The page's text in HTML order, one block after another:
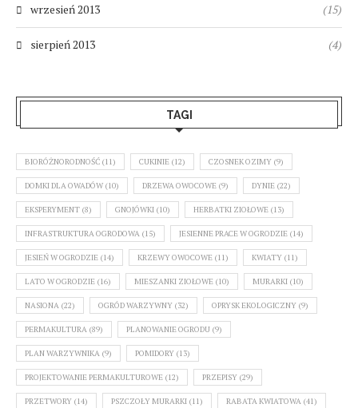
wrzesień 2013 (15)
sierpień 2013 (4)
TAGI
BIORÓŻNORODNOŚĆ (11) CUKINIE (12) CZOSNEK OZIMY (9)
DOMKI DLA OWADÓW (10) DRZEWA OWOCOWE (9) DYNIE (22)
EKSPERYMENT (8) GNOJÓWKI (10) HERBATKI ZIOŁOWE (13)
INFRASTRUKTURA OGRODOWA (15) JESIENNE PRACE W OGRODZIE (14)
JESIEŃ W OGRODZIE (14) KRZEWY OWOCOWE (11) KWIATY (11)
LATO W OGRODZIE (16) MIESZANKI ZIOŁOWE (10) MURARKI (10)
NASIONA (22) OGRÓD WARZYWNY (32) OPRYSK EKOLOGICZNY (9)
PERMAKULTURA (89) PLANOWANIE OGRODU (9)
PLAN WARZYWNIKA (9) POMIDORY (13)
PROJEKTOWANIE PERMAKULTUROWE (12) PRZEPISY (29)
PRZETWORY (14) PSZCZOŁY MURARKI (11) RABATA KWIATOWA (41)